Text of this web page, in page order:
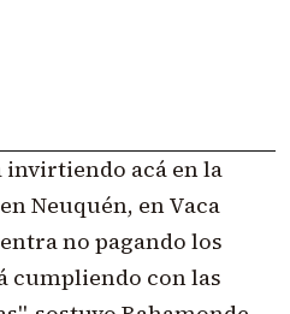
invirtiendo acá en la
Neuquén, en Vaca
no pagando los
cumpliendo con las